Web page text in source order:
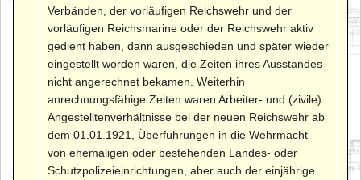
Verbänden, der vorläufigen Reichswehr und der
vorläufigen Reichsmarine oder der Reichswehr aktiv
gedient haben, dann ausgeschieden und später wieder
eingestellt worden waren, die Zeiten ihres Ausstandes
nicht angerechnet bekamen. Weiterhin
anrechnungsfähige Zeiten waren Arbeiter- und (zivile)
Angestelltenverhältnisse bei der neuen Reichswehr ab
dem 01.01.1921, Überführungen in die Wehrmacht
von ehemaligen oder bestehenden Landes- oder
Schutzpolizeieinrichtungen, aber auch der einjährige